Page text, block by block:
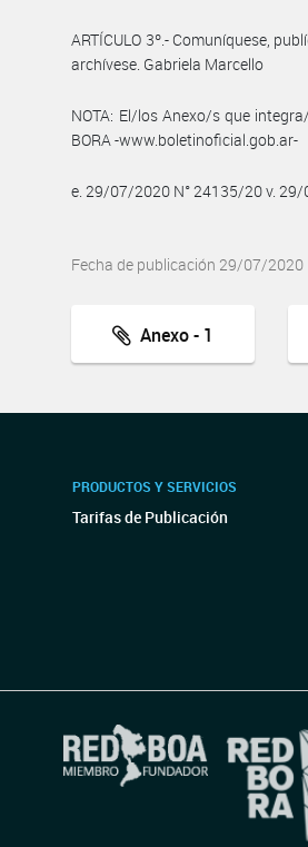
ARTÍCULO 3º.- Comuníquese,
archívese. Gabriela Marcello
NOTA: El/los Anexo/s que
BORA -www.boletinoficial.gob.ar-
e. 29/07/2020 N° 24135/20 v.
Fecha de publicación 29/07/2020
Anexo - 1
PRODUCTOS Y SERVICIOS
Tarifas de Publicación